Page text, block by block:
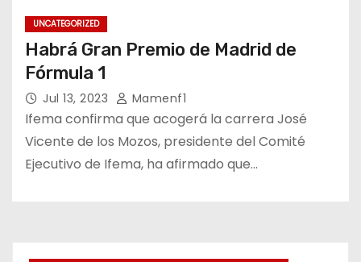
UNCATEGORIZED
Habrá Gran Premio de Madrid de
Fórmula 1
Jul 13, 2023 Mamenf1
Ifema confirma que acogerá la carrera José
Vicente de los Mozos, presidente del Comité
Ejecutivo de Ifema, ha afirmado que…